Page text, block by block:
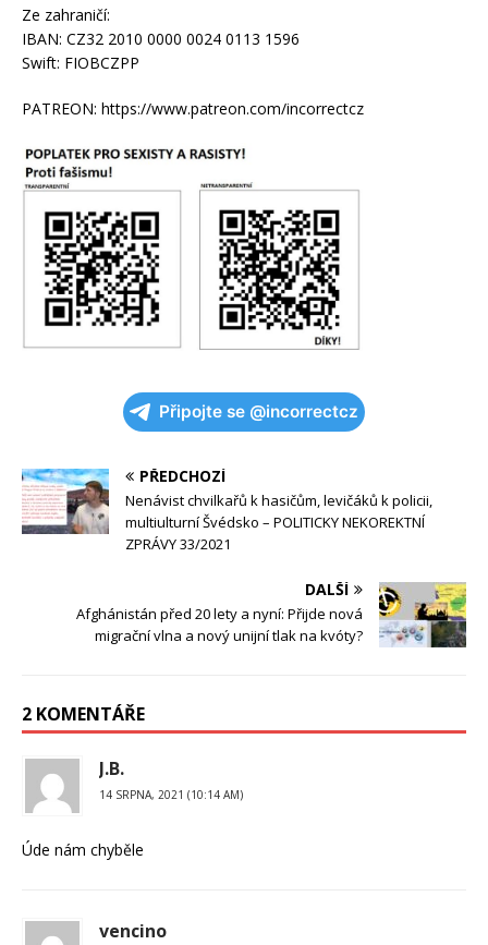
Ze zahraničí:
IBAN: CZ32 2010 0000 0024 0113 1596
Swift: FIOBCZPP
PATREON: https://www.patreon.com/incorrectcz
Připojte se @incorrectcz
PŘEDCHOZÍ
Nenávist chvilkařů k hasičům, levičáků k policii,
multiulturní Švédsko – POLITICKY NEKOREKTNÍ
ZPRÁVY 33/2021
DALŠÍ
Afghánistán před 20 lety a nyní: Přijde nová
migrační vlna a nový unijní tlak na kvóty?
2 KOMENTÁŘE
J.B.
14 SRPNA, 2021 (10:14 AM)
Úde nám chyběle
vencino